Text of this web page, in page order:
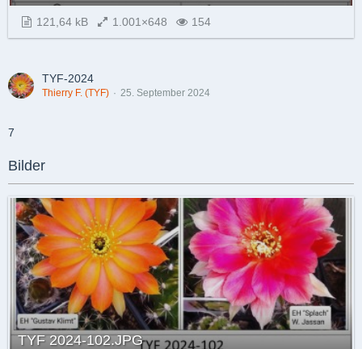
121,64 kB 1.001×648 154
TYF-2024
Thierry F. (TYF) 25. September 2024
7
Bilder
TYF 2024-102.JPG